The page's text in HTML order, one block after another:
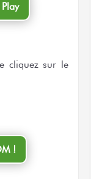
cliquez sur le
!